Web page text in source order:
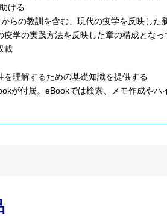
ける
らの教訓を含む、現代の疫学を反映した
学の実践方法を反映した章の構成となっ
載
理解するための基礎知識を提供する
が付属。eBookでは検索、メモ作成やハ